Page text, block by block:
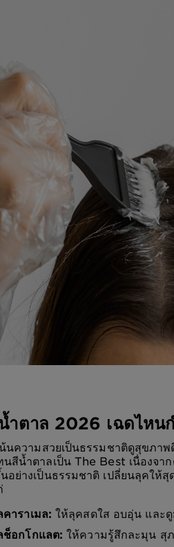
ำตาล 2026 เฉดไหน
นความสวยเป็นธรรมชาติดูสุขภา
นสีน้ำตาลเป็น The Best เนื่องจา
อย่างเป็นธรรมชาติ เปลี่ยนลุคให้
าราเมล: ให้ลุคสดใส อบอุ่น และ
ช็อกโกแลต: ให้ความรู้สึกละมุน สุ